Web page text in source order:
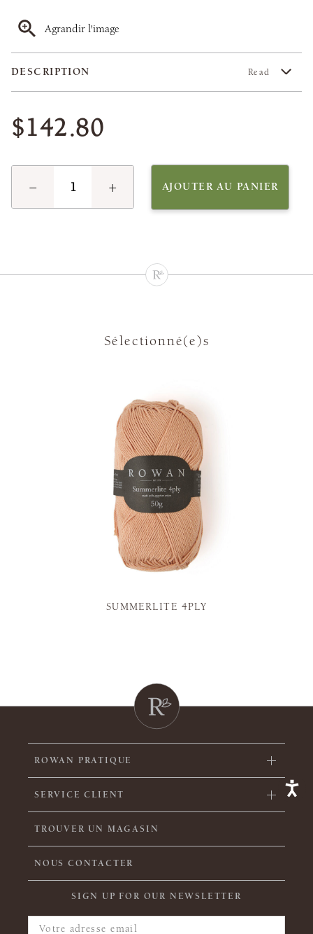
Agrandir l'image
DESCRIPTION Read
$142.80
− + AJOUTER AU PANIER
Sélectionné(e)s
SUMMERLITE 4PLY
ROWAN PRATIQUE
SERVICE CLIENT
TROUVER UN MAGASIN
NOUS CONTACTER
SIGN UP FOR OUR NEWSLETTER